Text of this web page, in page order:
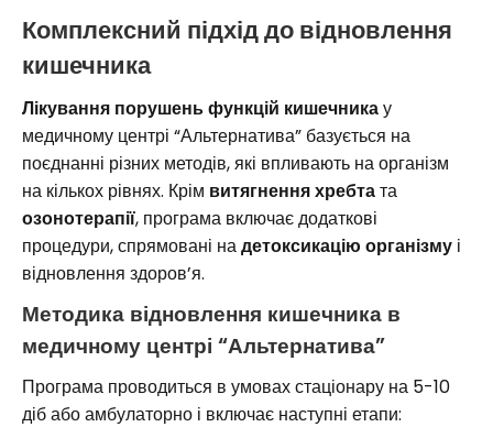
Комплексний підхід до відновлення
кишечника
Лікування порушень функцій кишечникау
медичному центрі “Альтернатива” базується на
поєднанні різних методів, які впливають на організм
на кількох рівнях. Крім витягнення хребтата
озонотерапії, програма включає додаткові
процедури, спрямовані надетоксикацію організму і
відновлення здоров’я.
Методика відновлення кишечника в
медичному центрі “Альтернатива”
Програма проводиться в умовах стаціонару на 5-10
діб або амбулаторно і включає наступні етапи: